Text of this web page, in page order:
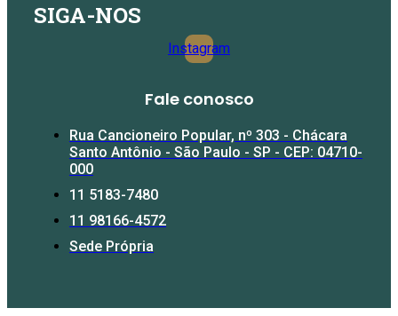
SIGA-NOS
Instagram
Fale conosco​
Rua Cancioneiro Popular, nº 303 - Chácara
Santo Antônio - São Paulo - SP - CEP: 04710-
000
11 5183-7480
11 98166-4572
Sede Própria